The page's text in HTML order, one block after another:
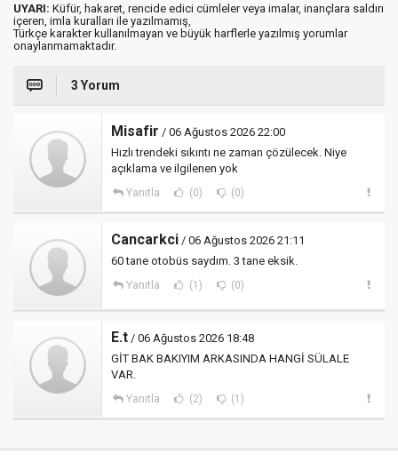
UYARI: Küfür, hakaret, rencide edici cümleler veya imalar, inançlara saldırı
içeren, imla kuralları ile yazılmamış,
Türkçe karakter kullanılmayan ve büyük harflerle yazılmış yorumlar
onaylanmamaktadır.
3 Yorum
Misafir / 06 Ağustos 2026 22:00
Hızlı trendeki sıkıntı ne zaman çözülecek. Niye
açıklama ve ilgilenen yok
Yanıtla (0) (0)
Cancarkci / 06 Ağustos 2026 21:11
60 tane otobüs saydım. 3 tane eksik.
Yanıtla (1) (0)
E.t / 06 Ağustos 2026 18:48
GİT BAK BAKIYIM ARKASINDA HANGİ SÜLALE
VAR.
Yanıtla (2) (1)